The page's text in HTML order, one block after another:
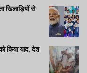
खिलाड़ियों से
किया याद, देश